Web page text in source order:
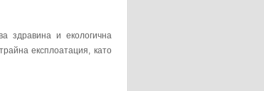
здравина и екологична
експлоатация, като